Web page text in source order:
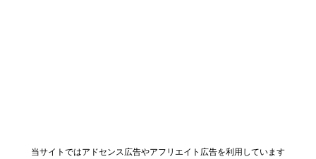
当サイトではアドセンス広告やアフリエイト広告を利用しています